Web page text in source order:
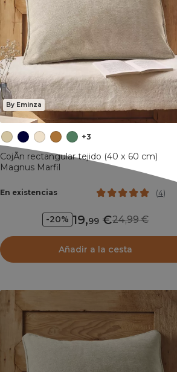
By Eminza
+3
CojÃ­n rectangular tejido (40 x 60 cm)
Magnus Marfil
En existencias (4)
-20% 19,99 24,99
Añadir a la cesta